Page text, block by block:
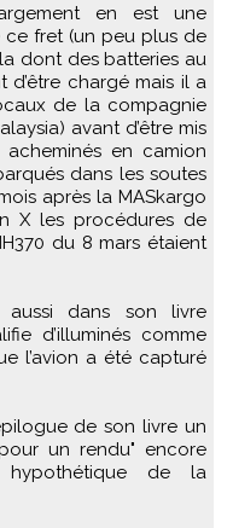
en est une
ce fret (un peu plus de
dont des batteries au
d’être chargé mais il a
de la compagnie
avant d’être mis
en camion
dans les soutes
après la MASkargo
X les procédures de
du 8 mars étaient
aussi dans son livre
d’illuminés comme
l’avion a été capturé
de son livre un
un rendu" encore
de la